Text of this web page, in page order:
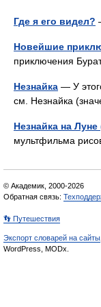
Где я его видел?
Новейшие
приключения
Незнайка — У
см. Незнайка
Незнайка на
мультфильма
© Академик, 2000-2026
Обратная связь:
👣 Путешествия
Экспорт словарей на сайты
WordPress, MODx.